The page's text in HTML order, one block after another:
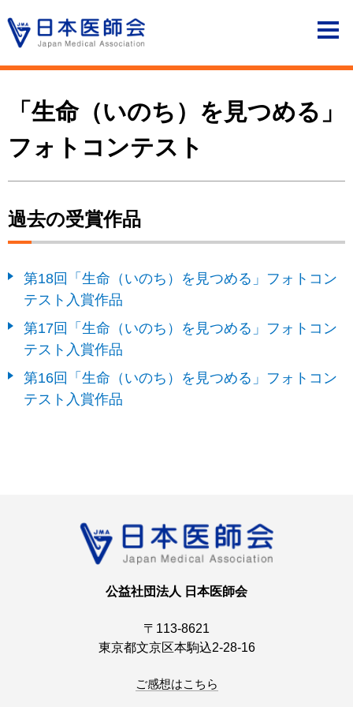
「生命（いのち）を見つめる」
フォトコンテスト
過去の受賞作品
第18回「生命（いのち）を見つめる」フォトコン
テスト入賞作品
第17回「生命（いのち）を見つめる」フォトコン
テスト入賞作品
第16回「生命（いのち）を見つめる」フォトコン
テスト入賞作品
公益社団法人 日本医師会
〒113-8621
東京都文京区本駒込2-28-16
ご感想はこちら